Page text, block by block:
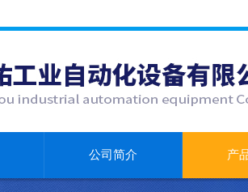
公司简介 产